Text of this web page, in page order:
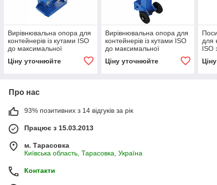
Вирівнювальна опора для
контейнерів із кутами ISO
до максимальної
загальної ваги 14 т HETEK
Lift 286
Ціну уточнюйте
Вирівнювальна опора для
контейнерів із кутами ISO
до максимальної
загальної ваги 25 т HETEK
Lift 519-Т01
Ціну уточнюйте
для
ISO
Про нас
93% позитивних з 14 відгуків за рік
Працює з 15.03.2013
м. Тарасовка
Київська область, Тарасовка, Україна
Контакти